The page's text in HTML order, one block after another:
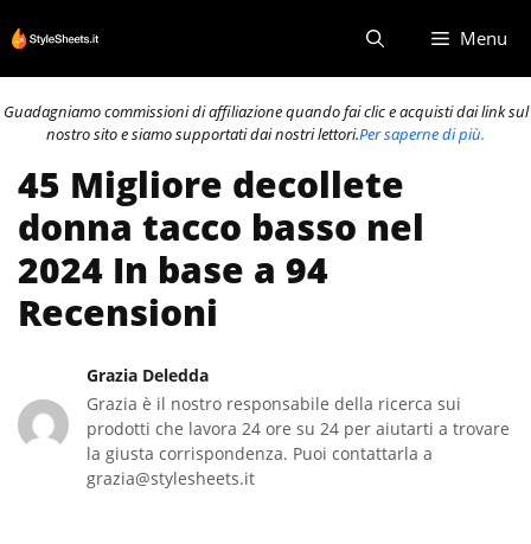
al
contenuto
Menu
Guadagniamo commissioni di affiliazione quando fai clic e acquisti dai link sul
nostro sito e siamo supportati dai nostri lettori.Per saperne di più.
45 Migliore decollete
donna tacco basso nel
2024 In base a 94
Recensioni
Grazia Deledda
Grazia è il nostro responsabile della ricerca sui
prodotti che lavora 24 ore su 24 per aiutarti a trovare
la giusta corrispondenza. Puoi contattarla a
grazia@stylesheets.it